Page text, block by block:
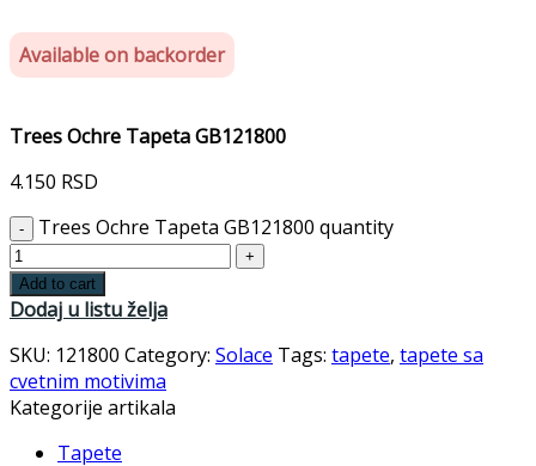
Available on backorder
Trees Ochre Tapeta GB121800
4.150 RSD
Trees Ochre Tapeta GB121800 quantity
Add to cart
Dodaj u listu želja
SKU: 121800 Category: Solace Tags: tapete, tapete sa
cvetnim motivima
Kategorije artikala
Tapete